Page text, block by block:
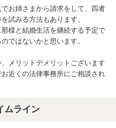
お姉さまから請求をして、四者
試みる方法もあります。
様と結婚生活を継続する予定で
ではないかと思います。
メリットデメリットございます
近くの法律事務所にご相談され
ムライン